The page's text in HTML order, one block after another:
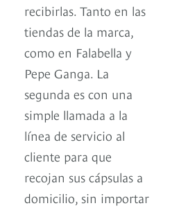
recibirlas. Tanto en las
tiendas de la marca,
como en Falabella y
Pepe Ganga. La
segunda es con una
simple llamada a la
línea de servicio al
cliente para que
recojan sus cápsulas a
domicilio, sin importar